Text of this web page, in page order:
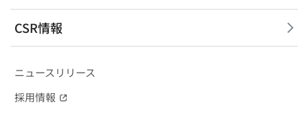
CSR情報
ニュースリリース
採用情報